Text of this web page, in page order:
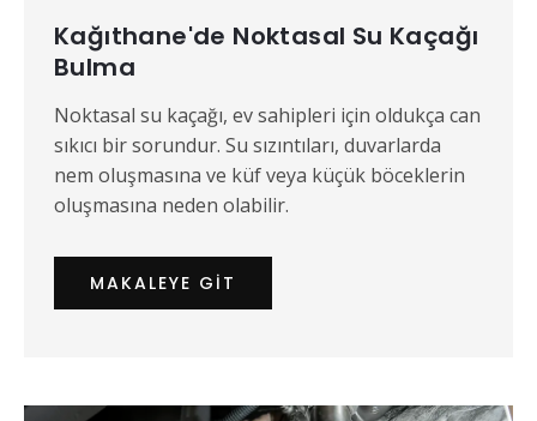
Kağıthane'de Noktasal Su Kaçağı
Bulma
Noktasal su kaçağı, ev sahipleri için oldukça can
sıkıcı bir sorundur. Su sızıntıları, duvarlarda
nem oluşmasına ve küf veya küçük böceklerin
oluşmasına neden olabilir.
MAKALEYE GIT